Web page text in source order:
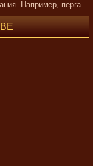
Например, перга.